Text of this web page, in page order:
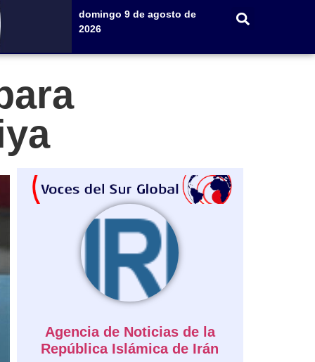
domingo 9 de agosto de
2026
Agencia de Noticias de la
República Islámica de Irán